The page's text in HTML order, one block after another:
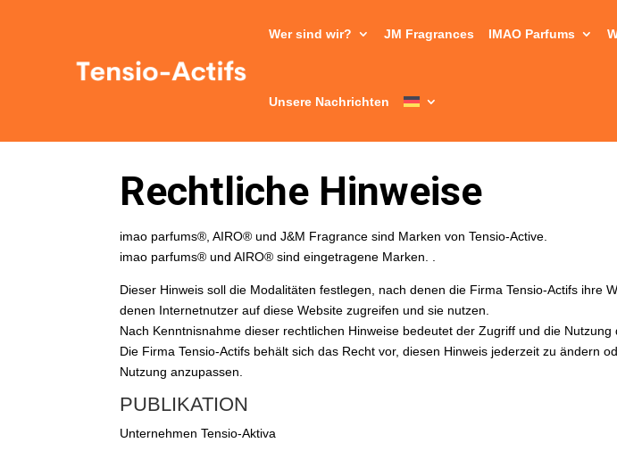
Wer sind wir? JM Fragrances IMAO Parfums
Unsere Nachrichten
Rechtliche Hinweise
imao parfums®, AIRO® und J&M Fragrance sind Marken von Tensio-Active.
imao parfums® und AIRO® sind eingetragene Marken.
Dieser Hinweis soll die Modalitäten festlegen, nach denen die Firma Tensio-Actifs ihre
denen Internetnutzer auf diese Website zugreifen und sie nutzen.
Nach Kenntnisnahme dieser rechtlichen Hinweise bedeutet der Zugriff und die
Die Firma Tensio-Actifs behält sich das Recht vor, diesen Hinweis jederzeit zu ändern
Nutzung anzupassen.
PUBLIKATION
Unternehmen Tensio-Aktiva